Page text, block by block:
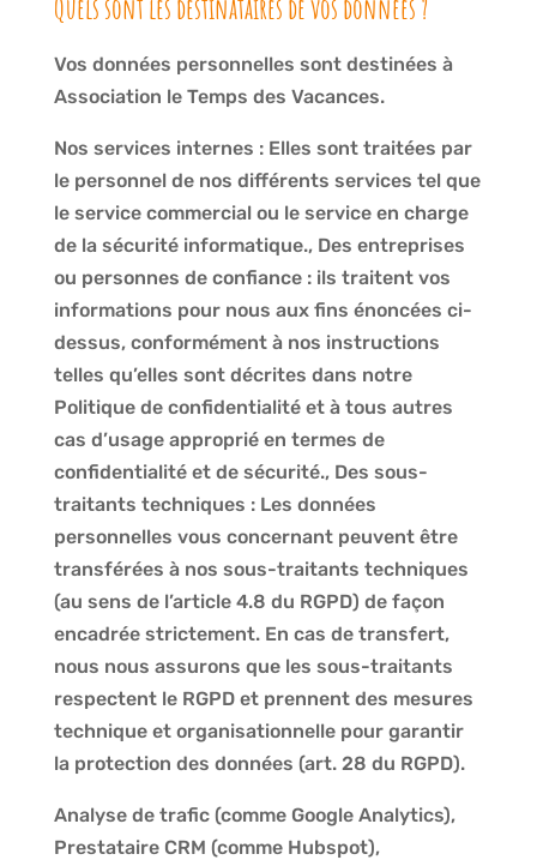
Quels sont les destinataires de vos données ?
Vos données personnelles sont destinées à
Association le Temps des Vacances.
Nos services internes : Elles sont traitées par
le personnel de nos différents services tel que
le service commercial ou le service en charge
de la sécurité informatique., Des entreprises
ou personnes de confiance : ils traitent vos
informations pour nous aux fins énoncées ci-
dessus, conformément à nos instructions
telles qu’elles sont décrites dans notre
Politique de confidentialité et à tous autres
cas d’usage approprié en termes de
confidentialité et de sécurité., Des sous-
traitants techniques : Les données
personnelles vous concernant peuvent être
transférées à nos sous-traitants techniques
(au sens de l’article 4.8 du RGPD) de façon
encadrée strictement. En cas de transfert,
nous nous assurons que les sous-traitants
respectent le RGPD et prennent des mesures
technique et organisationnelle pour garantir
la protection des données (art. 28 du RGPD).
Analyse de trafic (comme Google Analytics),
Prestataire CRM (comme Hubspot),